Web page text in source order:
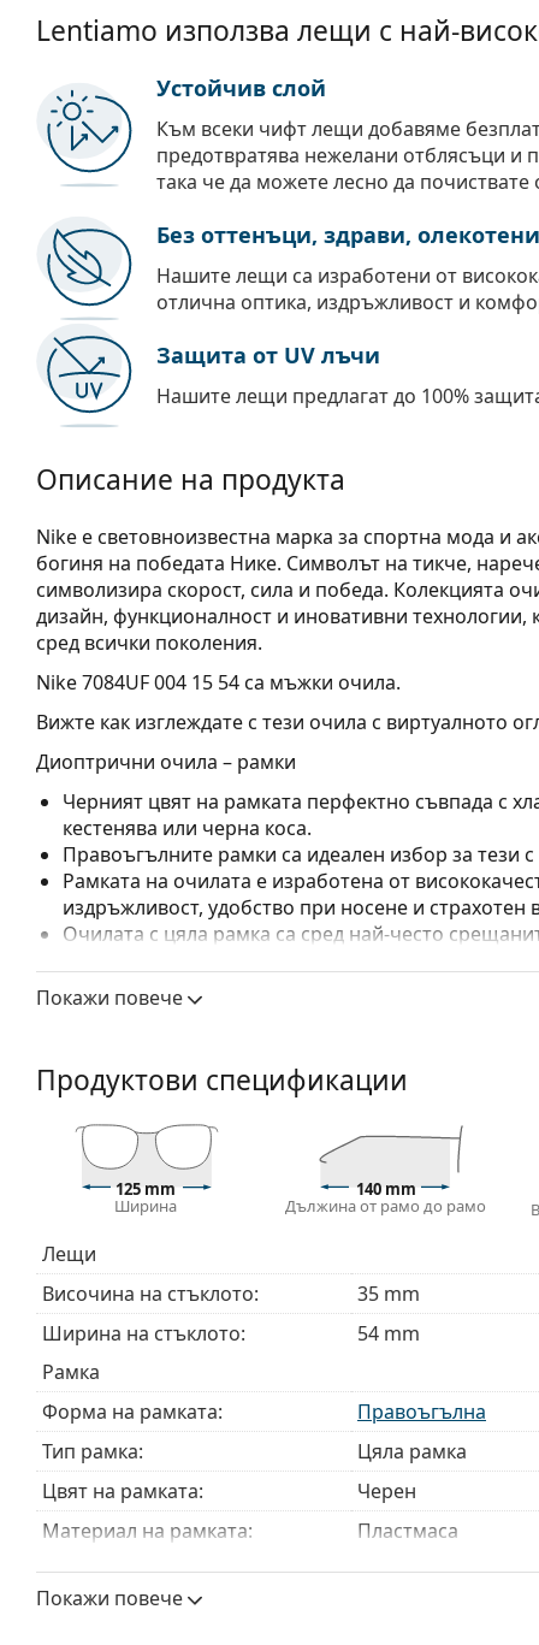
Lentiamo използва лещи с най-
Устойчив слой
Към всеки чифт лещи добавяме
предотвратява нежелани отблясъци и
така че да можете лесно да почиствате
Без оттенъци, здрави, олекотени
Нашите лещи са изработени от
отлична оптика, издръжливост и
Защита от UV лъчи
Нашите лещи предлагат до 100%
Описание на продукта
Nike е световноизвестна марка за спортна мода и
богиня на победата Нике. Символът на тикче,
символизира скорост, сила и победа. Колекцията
дизайн, функционалност и иновативни
сред всички поколения.
Nike 7084UF 004 15 54са мъжки очила.
Вижте как изглеждате с тези очила с виртуалното
Диоптрични очила – рамки
Черният цвят на рамката перфектно съвпада с
кестенява или черна коса.
Правоъгълните рамки са идеален избор за тези
Рамката на очилата е изработена от
издръжливост, удобство при носене и страхотен
Очилата с цяла рамка са сред най-често
рамката напълно обгръща лещата и така
Аксесоари
Доставяме диоптричните очила в оригиналния
или торбичката и дизайнът могат да варират.
Разгледайте пълната ни гама очила, за да намерите
ръководство за очила
, ако имате нужда от помощ с
Това е медицинско устройство. Прочетете
Покажи повече
Продуктови спецификации
125 mm
Ширина
140 mm
Дължина от рамо до рамо
Лещи
Височина на стъклото:
35 mm
Ширина на стъклото:
54 mm
Рамка
Форма на рамката:
Правоъгълна
Тип рамка:
Цяла рамка
Цвят на рамката:
Черен
Материал на рамката:
Пластмаса
Размер:
S
Ширина:
Покажи повече